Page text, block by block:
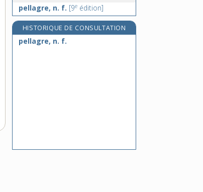
pelleterie, n. f.
pellagre, n. f. [9e édition]
HISTORIQUE DE CONSULTATION
pellagre, n. f.